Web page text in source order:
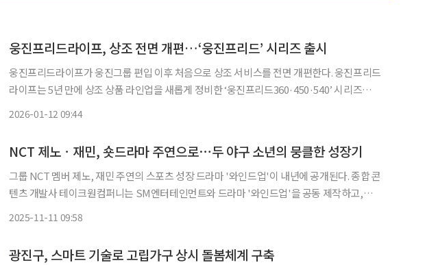
웅진프리드라이프, 상조 전면 개편…‘웅진프리드’ 시리즈 출시
웅진프리드라이프가 웅진그룹 편입 이후 처음으로 상조 서비스를 전면 개편한다. 웅진프리드
라이프는 5년 만에 상조 상품 라인업을 새롭게 정비한 ‘웅진프리드360·450·540’ 시리즈를
2026-01-12 09:44
NCT 제노ㆍ재민, 숏드라마 주연으로⋯두 야구 소년의 뭉클한 성장기
그룹 NCT 멤버 제노, 재민 주연의 스포츠 성장 드라마 '와인드업'이 내년에 공개된다. 종합 콘
텐츠 개발사 테이크원컴퍼니는 SM엔터테인먼트와 드라마 '와인드업'을 공동 제작하고,
2025-11-11 09:58
광진구, 스마트 기술로 고립가구 상시 돌봄체계 구축